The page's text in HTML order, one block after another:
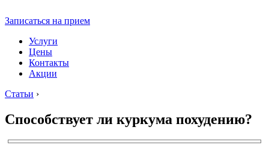
Записаться на прием
Услуги
Цены
Контакты
Акции
Статьи ›
Способствует ли куркума похудению?